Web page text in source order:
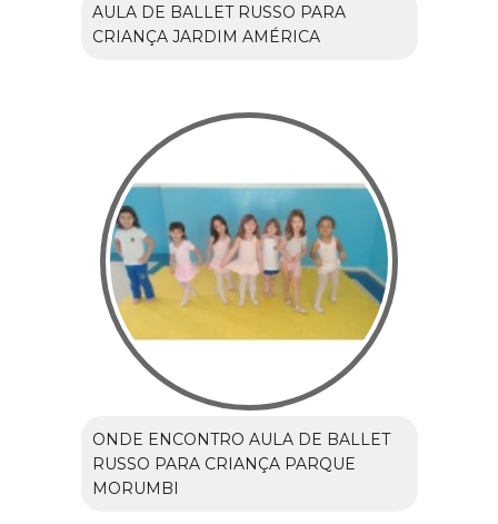
AULA DE BALLET RUSSO PARA
CRIANÇA JARDIM AMÉRICA
ONDE ENCONTRO AULA DE BALLET
RUSSO PARA CRIANÇA PARQUE
MORUMBI